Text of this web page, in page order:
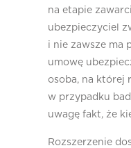
na etapie
ubezpieczyciel
i nie zawsze ma
umowę
osoba, na której
w przypadku
uwagę fakt, że
Rozszerzenie